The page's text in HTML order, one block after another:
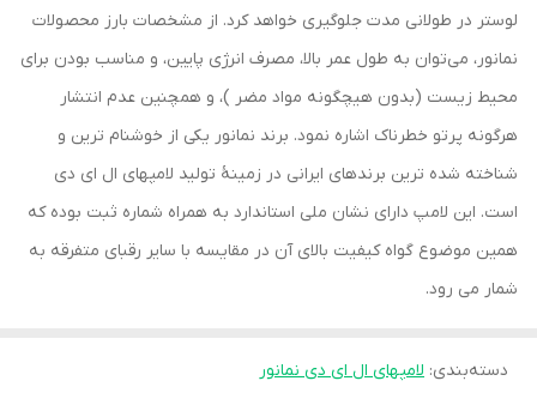
لوستر در طولانی مدت جلوگیری خواهد کرد. از مشخصات بارز محصولات
نمانور، می‌توان به طول عمر بالا، مصرف انرژی پایین، و مناسب بودن برای
محیط زیست (بدون هیچگونه مواد مضر )، و همچنین عدم انتشار
هرگونه پرتو خطرناک اشاره نمود. برند نمانور یکی از خوشنام ترین و
شناخته شده ترین برندهای ایرانی در زمینۀ تولید لامپهای ال ای دی
است. این لامپ دارای نشان ملی استاندارد به همراه شماره ثبت بوده که
همین موضوع گواه کیفیت بالای آن در مقایسه با سایر رقبای متفرقه به
شمار می رود.
دسته‌بندی: لامپهای ال ای دی نمانور